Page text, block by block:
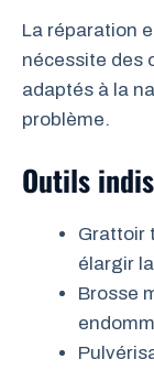
La réparation
nécessite des
adaptés à la
problème.
Outils
Grattoir
élargir
Brosse